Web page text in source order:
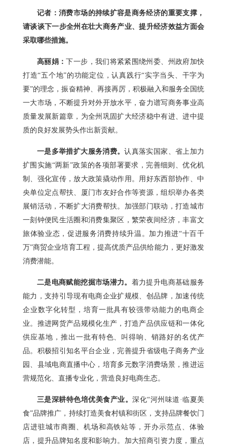
记者：消费市场的持续扩容是商务经济的重要支撑，
请谈谈下一步全州在壮大商务产业、提升经济效益方面会
采取哪些措施。
高丽娟：下一步，我们将紧紧围绕州委、州政府加快
打造“五个地”的功能定位，认真践行“实字当头、干字为
要”的理念，振奋精神、再接再厉，积极融入和服务全国统
一大市场，不断提升对外开放水平，奋力谱写商务事业高
质量发展新篇章，为全州巩固扩大经济稳中有进、进中提
质的良好发展势头作出新贡献。
一是多举措扩大服务消费。认真落实国家、省上加力
扩围实施“两新”政策的各项部署要求，完善细则、优化机
制、强化宣传，放大政策撬动作用。用好东西部协作、中
央单位定点帮扶、厦门市友好合作等资源，组织举办各类
展销活动，不断扩大消费帮扶。加强部门联动，打造城市
一刻钟便民生活圈和消费集聚区，繁荣夜间经济，丰富文
旅体验业态，促进服务消费持续升温。加力推进“十百千
万”商贸企业培育工程，提高优质产品供给能力，更好激发
消费潜能。
二是电商赋能挖掘市场潜力。 着力提升电商基础服务
能力，支持引导现有电商企业扩规模、创品牌，加速传统
企业数字化转型，培育一批具有较强带动能力的电商企
业。推进网货产品规模化生产，打造产品供应链和一体化
供应基地，推出一批有特色、叫得响、销路好的名优产
品。积极招引知名平台企业，完善提升省级电子商务产业
园、县域电商直播中心，培育多元数字消费场景，推进运
营规范化、直播专业化，营造良好电商生态。
三是深耕特色培优美食产业。深化“河州味道·临夏美
食”品牌推广，持续打造美食村镇和街区，支持品牌餐饮门
店进驻城市商圈、机场和高铁站等，开办示范点、体验
店，提升品牌知名度和影响力。加大招商引资力度，重点